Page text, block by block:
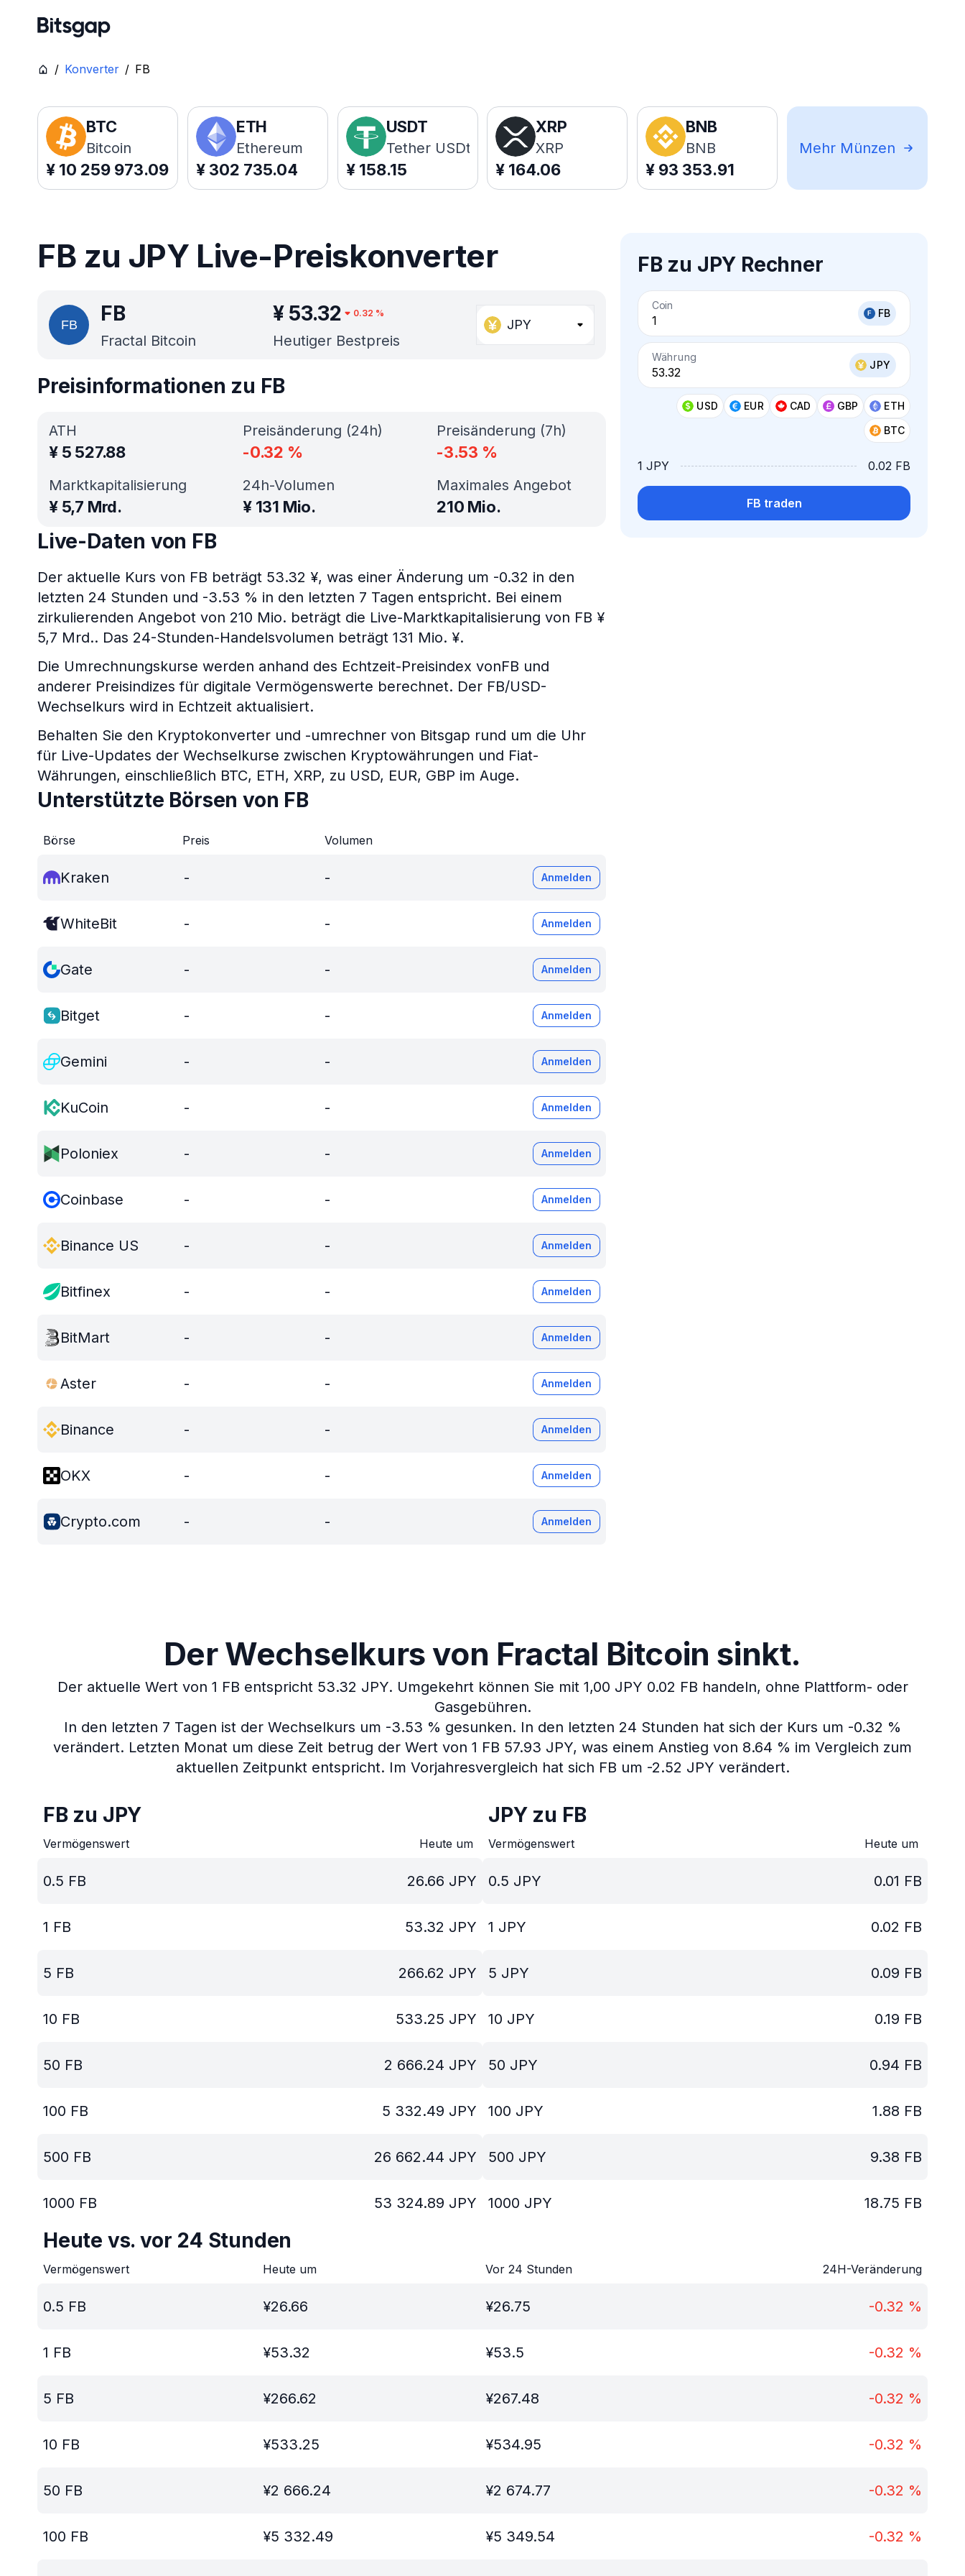
/ Konverter / FB
BTC
Bitcoin
¥ 10 259 973.09
ETH
Ethereum
¥ 302 735.04
USDT
Tether USDt
¥ 158.15
XRP
XRP
¥ 164.06
BNB
BNB
¥ 93 353.91
Mehr Münzen
FB zu JPY Live-Preiskonverter
FB
Fractal Bitcoin
¥ 53.32 0.32 %
Heutiger Bestpreis
JPY
FB zu JPY Rechner
Coin
FB
Währung
JPY
USD EUR CAD GBP
ETH
BTC
1 JPY 0.02 FB
FB traden
Preisinformationen zu FB
ATH
¥ 5 527.88
Marktkapitalisierung
¥ 5,7 Mrd.
Preisänderung (24h)
-0.32 %
Preisänderung (7h)
-3.53 %
24h-Volumen
¥ 131 Mio.
Maximales Angebot
210 Mio.
Live-Daten von FB
Der aktuelle Kurs von FB beträgt 53.32 ¥, was einer Änderung um -0.32 in den
letzten 24 Stunden und -3.53 % in den letzten 7 Tagen entspricht. Bei einem
zirkulierenden Angebot von 210 Mio. beträgt die Live-Marktkapitalisierung von FB ¥
5,7 Mrd.. Das 24-Stunden-Handelsvolumen beträgt 131 Mio. ¥.
Die Umrechnungskurse werden anhand des Echtzeit-Preisindex vonFB und
anderer Preisindizes für digitale Vermögenswerte berechnet. Der FB/USD-
Wechselkurs wird in Echtzeit aktualisiert.
Behalten Sie den Kryptokonverter und -umrechner von Bitsgap rund um die Uhr
für Live-Updates der Wechselkurse zwischen Kryptowährungen und Fiat-
Währungen, einschließlich BTC, ETH, XRP, zu USD, EUR, GBP im Auge.
Unterstützte Börsen von FB
Börse Preis Volumen
Kraken - - Anmelden
WhiteBit - - Anmelden
Gate - - Anmelden
Bitget - - Anmelden
Gemini - - Anmelden
KuCoin - - Anmelden
Poloniex - - Anmelden
Coinbase - - Anmelden
Binance US - - Anmelden
Bitfinex - - Anmelden
BitMart - - Anmelden
Aster - - Anmelden
Binance - - Anmelden
OKX - - Anmelden
Crypto.com - - Anmelden
Der Wechselkurs von Fractal Bitcoin sinkt.
Der aktuelle Wert von 1 FB entspricht 53.32 JPY. Umgekehrt können Sie mit 1,00 JPY 0.02 FB handeln, ohne Plattform- oder
Gasgebühren.
In den letzten 7 Tagen ist der Wechselkurs um -3.53 % gesunken. In den letzten 24 Stunden hat sich der Kurs um -0.32 %
verändert. Letzten Monat um diese Zeit betrug der Wert von 1 FB 57.93 JPY, was einem Anstieg von 8.64 % im Vergleich zum
aktuellen Zeitpunkt entspricht. Im Vorjahresvergleich hat sich FB um -2.52 JPY verändert.
FB zu JPY
Vermögenswert Heute um
0.5 FB 26.66 JPY
1 FB 53.32 JPY
5 FB 266.62 JPY
10 FB 533.25 JPY
50 FB 2 666.24 JPY
100 FB 5 332.49 JPY
500 FB 26 662.44 JPY
1000 FB 53 324.89 JPY
JPY zu FB
Vermögenswert Heute um
0.5 JPY 0.01 FB
1 JPY 0.02 FB
5 JPY 0.09 FB
10 JPY 0.19 FB
50 JPY 0.94 FB
100 JPY 1.88 FB
500 JPY 9.38 FB
1000 JPY 18.75 FB
Heute vs. vor 24 Stunden
Vermögenswert Heute um Vor 24 Stunden 24H-Veränderung
0.5 FB ¥26.66 ¥26.75 -0.32 %
1 FB ¥53.32 ¥53.5 -0.32 %
5 FB ¥266.62 ¥267.48 -0.32 %
10 FB ¥533.25 ¥534.95 -0.32 %
50 FB ¥2 666.24 ¥2 674.77 -0.32 %
100 FB ¥5 332.49 ¥5 349.54 -0.32 %